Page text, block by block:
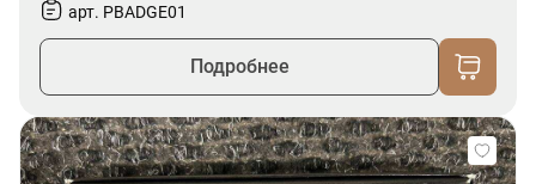
арт. PBADGE01
Подробнее